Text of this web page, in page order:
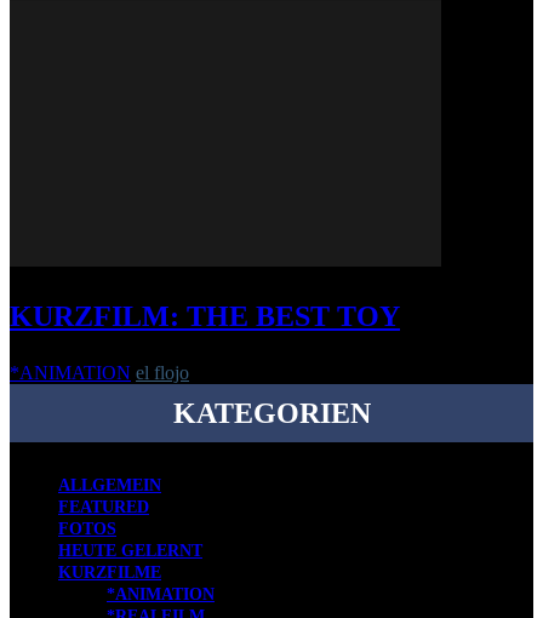
KURZFILM: THE BEST TOY
*ANIMATION el flojo
KATEGORIEN
ALLGEMEIN
FEATURED
FOTOS
HEUTE GELERNT
KURZFILME
*ANIMATION